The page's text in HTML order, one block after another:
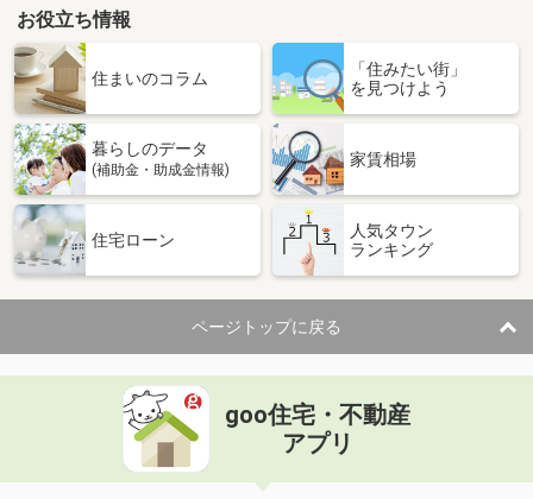
お役立ち情報
住まいのコラム
「住みたい街」
を見つけよう
暮らしのデータ
(補助金・助成金情報)
家賃相場
住宅ローン
人気タウン
ランキング
ページトップに戻る
goo住宅・不動産
アプリ